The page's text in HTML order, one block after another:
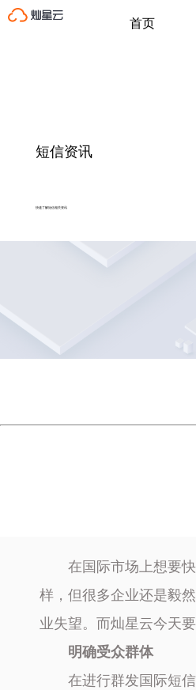
首页
短信资讯
快速了解短信相关资讯
在国际市场上想要
样，但很多企业还是毅
业失望。而灿星云今天
明确受众群体
在进行群发国际短